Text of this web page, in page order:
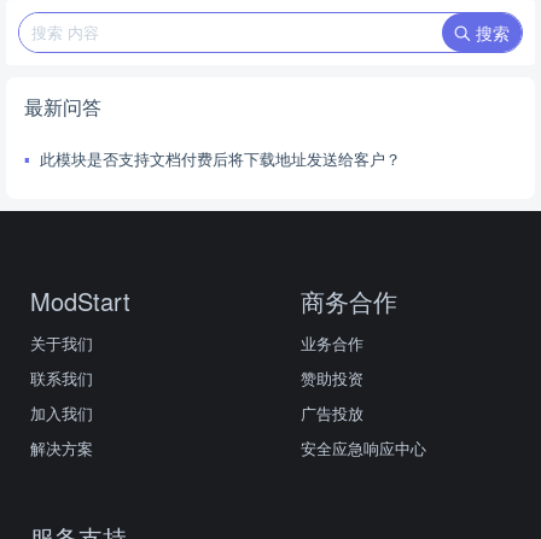
搜索
最新问答
此模块是否支持文档付费后将下载地址发送给客户？
ModStart
关于我们
联系我们
加入我们
解决方案
商务合作
业务合作
赞助投资
广告投放
安全应急响应中心